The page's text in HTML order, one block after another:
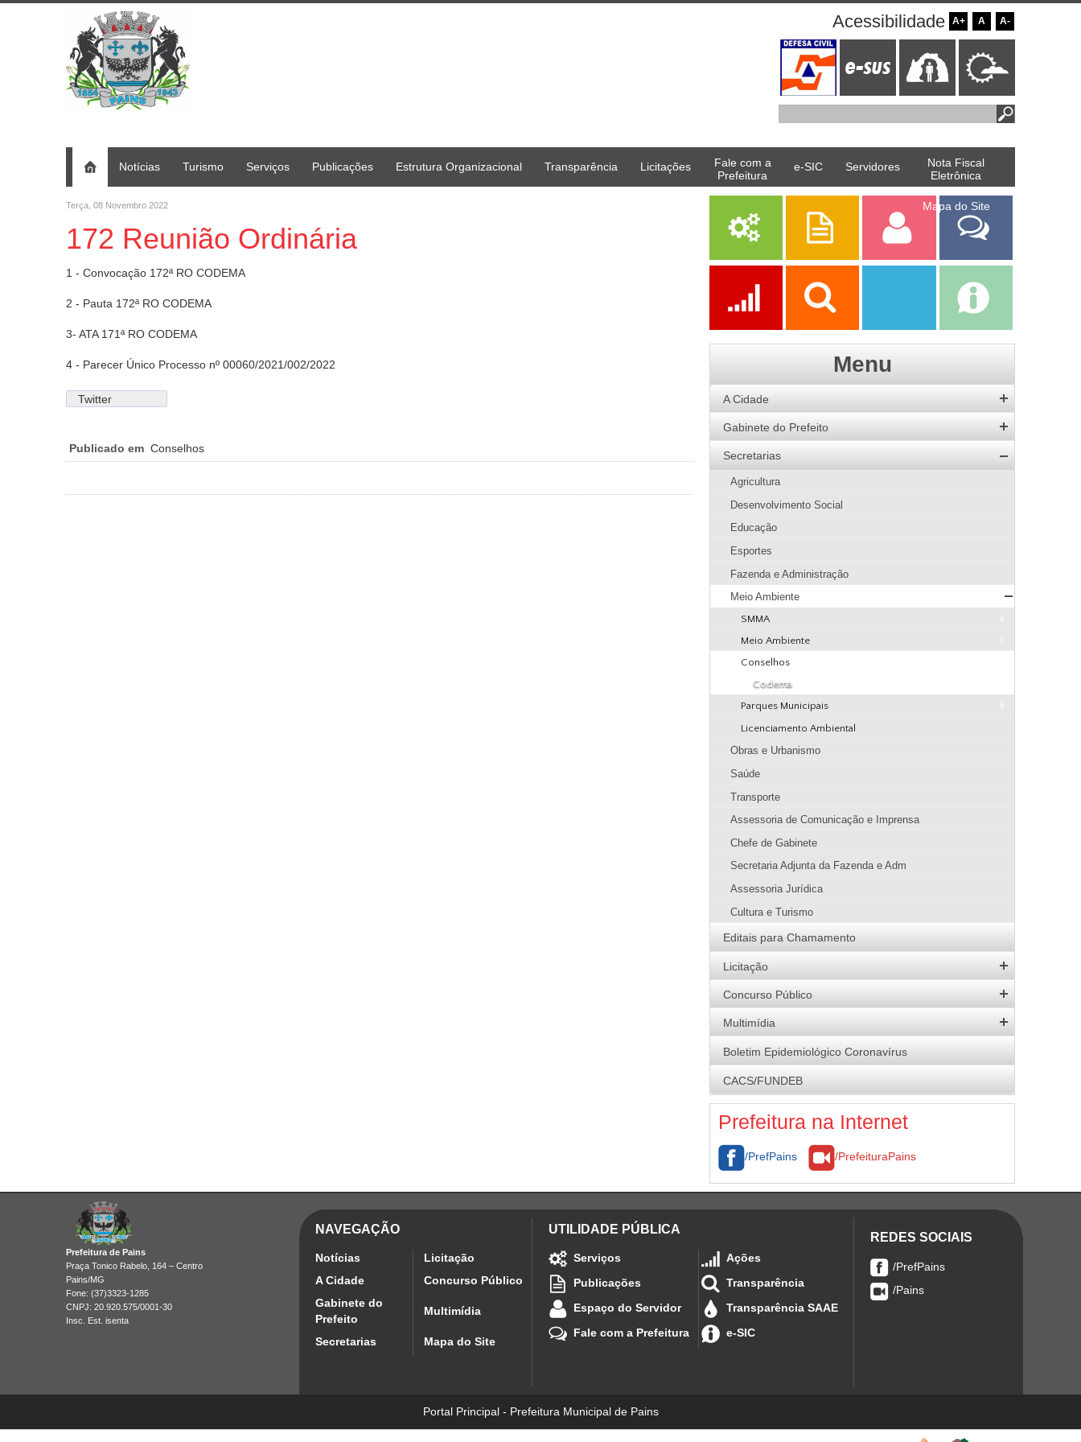
Acessibilidade A+ A A-
Notícias Turismo Serviços Publicações Estrutura Organizacional Transparência Licitações
Fale com a
Prefeitura
e-SIC Servidores
Nota Fiscal
Eletrônica
Mapa do Site
Terça, 08 Novembro 2022
172 Reunião Ordinária
1 - Convocação 172ª RO CODEMA
2 - Pauta 172ª RO CODEMA
3- ATA 171ª RO CODEMA
4 - Parecer Único Processo nº 00060/2021/002/2022
Twitter
Publicado em Conselhos
Serviços Publicações Servidor
Fale Com a
Prefeitura
Menu
A Cidade
História
Guia Prático
Hotéis e Pousadas
Pizzarias
Bares, Lanchonetes e Sorveterias
Gabinete do Prefeito
Prefeito
Vice-Prefeito
Agenda do Prefeito
Secretarias
Agricultura
Desenvolvimento Social
Educação
Esportes
Fazenda e Administração
Meio Ambiente
SMMA
Página Inicial SMMA
Apresentação
Objetivo Estratégico
Atribuições
Quem é Quem
Licenciamento Ambiental
Meio Ambiente
Serviços SMMA
Educação Ambiental
Denúncias
Uso de produtos e subprodutos florestais
Download
Fiscalização
Legislação
Galeria de Imagens
Conselhos
Codema
Parques Municipais
Parque Natural Municipal Dona Ziza
Licenciamento Ambiental
Obras e Urbanismo
Saúde
Transporte
Assessoria de Comunicação e Imprensa
Chefe de Gabinete
Secretaria Adjunta da Fazenda e Adm
Assessoria Jurídica
Cultura e Turismo
Editais para Chamamento
Licitação
Editais Abertos
Atas de Registro de Preços
Resultados
Economia para o Município
Contratos
Concurso Público
Concursos Abertos
Resultados
Multimídia
Galeria de Fotos
Brasão
Boletim Epidemiológico Coronavírus
CACS/FUNDEB
Prefeitura na Internet
/PrefPains /PrefeituraPains
Prefeitura de Pains
Praça Tonico Rabelo, 164 – Centro
Pains/MG
Fone: (37)3323-1285
CNPJ: 20.920.575/0001-30
Insc. Est. isenta
NAVEGAÇÃO
Notícias
Licitação
A Cidade
Concurso Público
Gabinete do
Prefeito
Multimídia
Secretarias Mapa do Site
UTILIDADE PÚBLICA
Serviços
Ações
Publicações
Transparência
Espaço do Servidor
Transparência SAAE
Fale com a Prefeitura
e-SIC
REDES SOCIAIS
/PrefPains
/Pains
Portal Principal - Prefeitura Municipal de Pains